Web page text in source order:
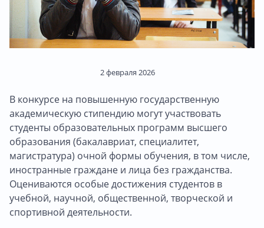
2 февраля 2026
В конкурсе на повышенную государственную
академическую стипендию могут участвовать
студенты образовательных программ высшего
образования (бакалавриат, специалитет,
магистратура) очной формы обучения, в том числе,
иностранные граждане и лица без гражданства.
Оцениваются особые достижения студентов в
учебной, научной, общественной, творческой и
спортивной деятельности.